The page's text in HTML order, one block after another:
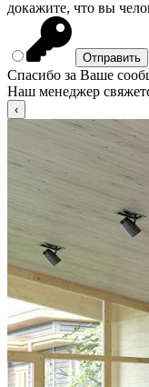
докажите, что вы
Спасибо за Ваше
Наш менеджер